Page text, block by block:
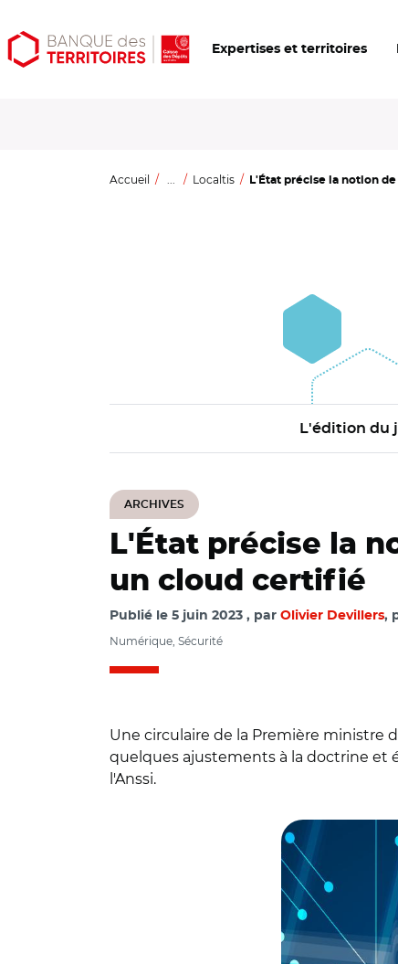
Aller
au
Aller
au
Ouvrir
les
Expertises et territoires
Accueil ... Localtis L'État précise la notion
L'édition du
ARCHIVES
L'État précise la
un cloud certifié
Publié le 5 juin 2023 par Olivier Devillers,
Numérique, Sécurité
Une circulaire de la Première ministre
quelques ajustements à la doctrine et
l'Anssi.